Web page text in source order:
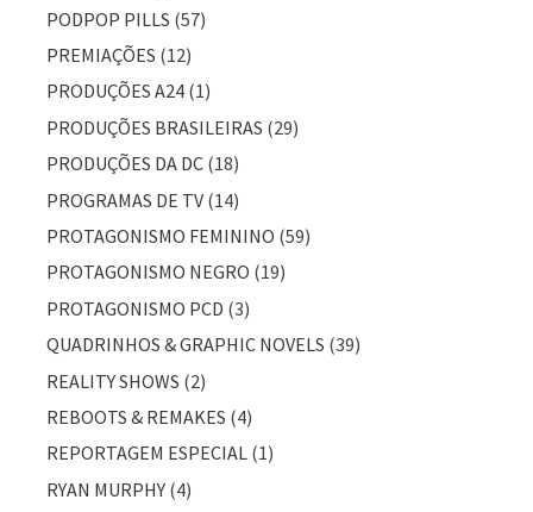
PODPOP PILLS (57)
PREMIAÇÕES (12)
PRODUÇÕES A24 (1)
PRODUÇÕES BRASILEIRAS (29)
PRODUÇÕES DA DC (18)
PROGRAMAS DE TV (14)
PROTAGONISMO FEMININO (59)
PROTAGONISMO NEGRO (19)
PROTAGONISMO PCD (3)
QUADRINHOS & GRAPHIC NOVELS (39)
REALITY SHOWS (2)
REBOOTS & REMAKES (4)
REPORTAGEM ESPECIAL (1)
RYAN MURPHY (4)